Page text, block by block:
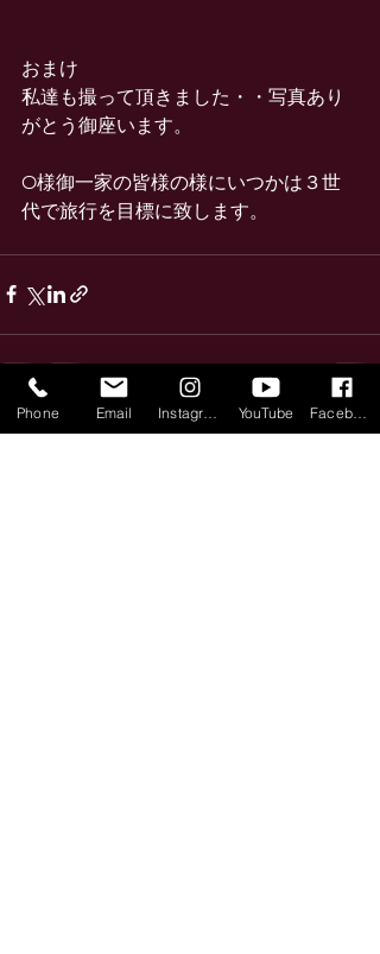
おまけ
私達も撮って頂きました・・写真あり
がとう御座います。
O様御一家の皆様の様にいつかは３世
代で旅行を目標に致します。
最新記事
Phone Email YouTube